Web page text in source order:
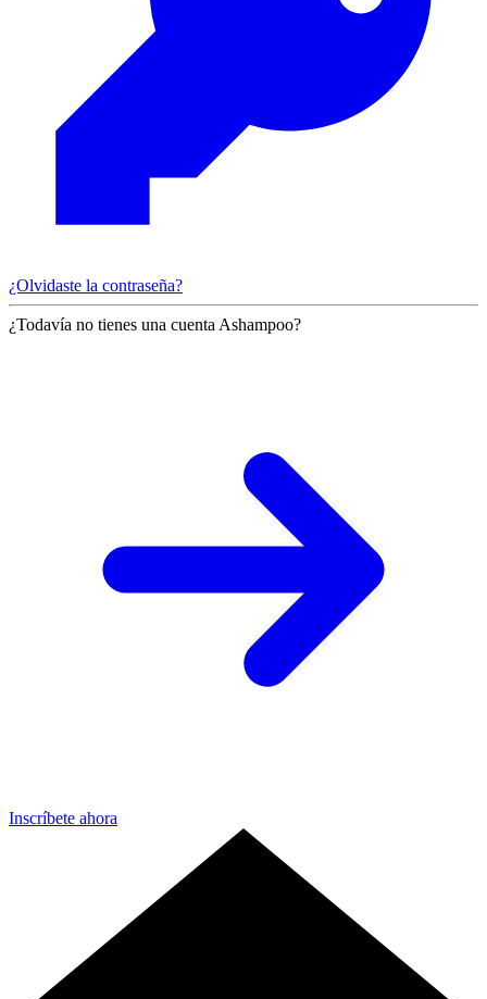
¿Olvidaste la contraseña?
¿Todavía no tienes una cuenta Ashampoo?
Inscríbete ahora